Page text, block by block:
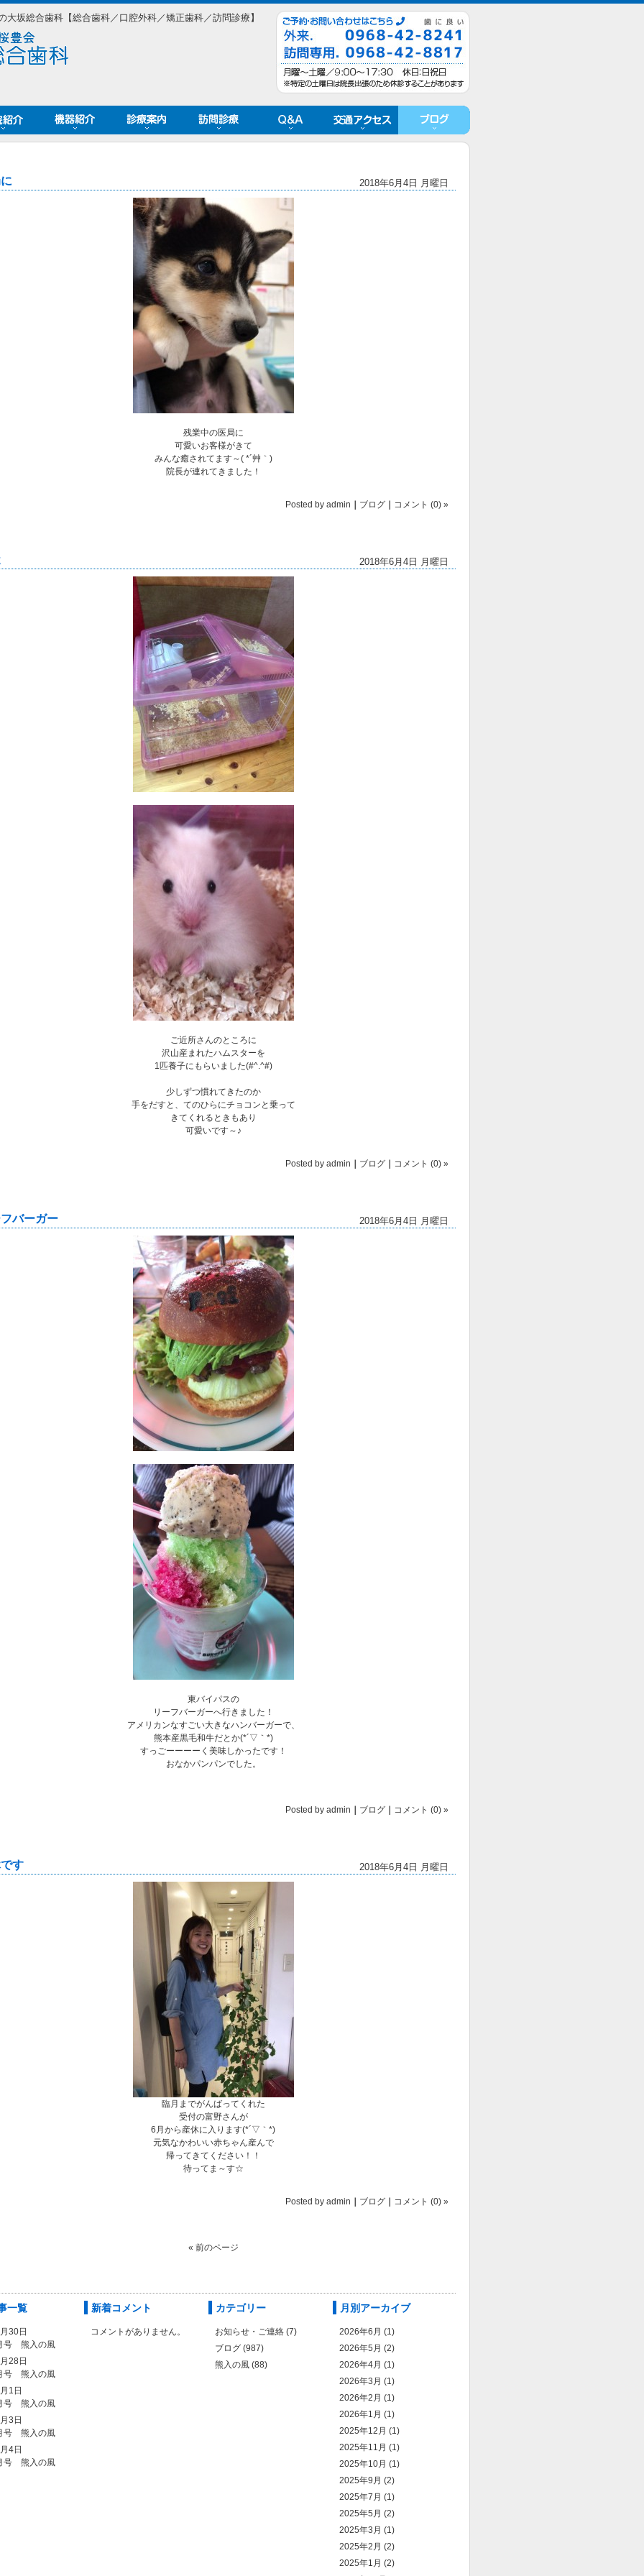
大坂総合歯科【総合歯科／口腔外科／矯正歯科／訪問診療】
2018年6月4日 月曜日
残業中の医局に
可愛いお客様がきて
みんな癒されてます～( *´艸｀)
院長が連れてきました！
Posted by admin ブログ コメント (0) »
2018年6月4日 月曜日
ご近所さんのところに
沢山産まれたハムスターを
1匹養子にもらいました(#^.^#)
少しずつ慣れてきたのか
手をだすと、てのひらにチョコンと乗って
きてくれるときもあり
可愛いです～♪
Posted by admin ブログ コメント (0) »
バーガー 2018年6月4日 月曜日
東バイパスの
リーフバーガーへ行きました！
アメリカンなすごい大きなハンバーガーで、
熊本産黒毛和牛だとか(*´▽｀*)
すっごーーーーく美味しかったです！
おなかパンパンでした。
Posted by admin ブログ コメント (0) »
す 2018年6月4日 月曜日
臨月までがんばってくれた
受付の富野さんが
6月から産休に入ります(*´▽｀*)
元気なかわいい赤ちゃん産んで
帰ってきてください！！
待ってま～す☆
Posted by admin ブログ コメント (0) »
« 前のページ
一覧
30日
号 熊入の風
28日
号 熊入の風
1日
号 熊入の風
3日
号 熊入の風
4日
号 熊入の風
新着コメント
コメントがありません。
カテゴリー
お知らせ・ご連絡 (7)
ブログ (987)
熊入の風 (88)
月別アーカイブ
2026年6月 (1)
2026年5月 (2)
2026年4月 (1)
2026年3月 (1)
2026年2月 (1)
2026年1月 (1)
2025年12月 (1)
2025年11月 (1)
2025年10月 (1)
2025年9月 (2)
2025年7月 (1)
2025年5月 (2)
2025年3月 (1)
2025年2月 (2)
2025年1月 (2)